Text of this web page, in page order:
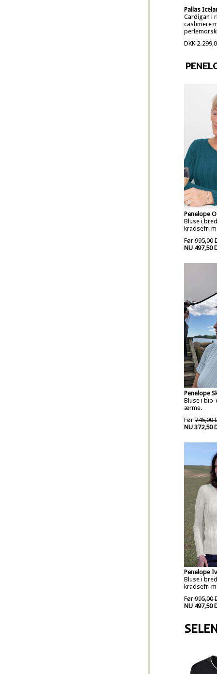
Pallas
Cardigan i
cashmere
DKK
Penelope
Bluse i
kradsefri
Før 995,00
NU 497,50
Penelope
Bluse i
ærme.
Før 745,00
NU 372,50
Penelope
Bluse i
kradsefri
Før 995,00
NU 497,50